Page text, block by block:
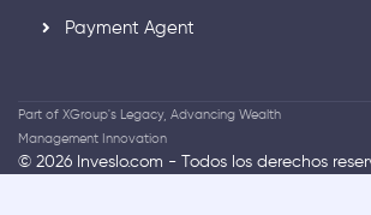
Payment Agent
Part of XGroup's Legacy, Advancing Wealth
Management Innovation
© 2026 Inveslo.com - Todos los derechos